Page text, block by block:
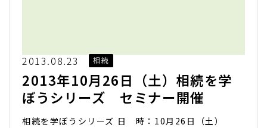
2013.08.23 相続
2013年10月26日（土）相続を学
ぼうシリーズ セミナー開催
相続を学ぼうシリーズ 日 時：10月26日（土）